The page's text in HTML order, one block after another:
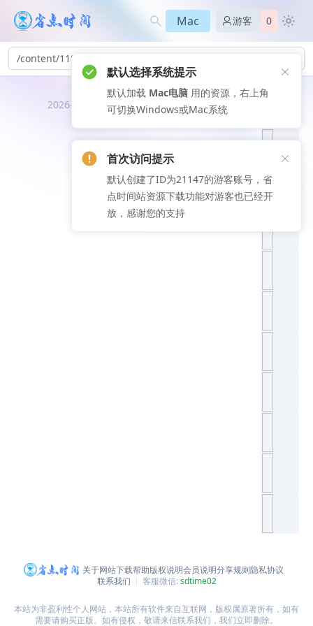
Mac 游客 0
/content/118
2026-08-07
推荐文
关于网站下载帮助版权说明会员说明分享规则隐私协议
联系我们
客服微信:sdtime02
本站为非盈利性个人网站，本站所有软件来自互联网，版权属原著所有，如有
需要请购买正版。如有侵权，敬请来信联系我们，我们立即删除。
默认选择系统提示
默认加载 Mac电脑 用的资源，右上角
可切换Windows或Mac系统
首次访问提示
默认创建了ID为21147的游客账号，省
点时间站资源下载功能对游客也已经开
放，感谢您的支持